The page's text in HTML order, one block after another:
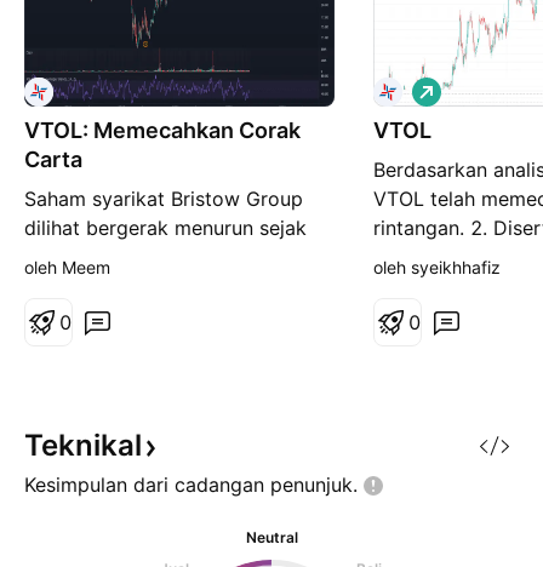
VTOL: Memecahkan Corak
Carta
Saham syarikat Bristow Group
dilihat bergerak menurun sejak
beberapa minggu dagangan yang
harga dilihat seakan membentuk
dagangan sebelum ini sekaligus
memecahkan corak c
oleh Meem
0
VTOL
Berdasarkan
VTOL telah
rintangan. 2.
tinggi. 3.
VTOL akan
P
a
n
a
n
g
oleh syeikhhafiz
0
Teknikal
Kesimpulan dari cadangan penunjuk.
Neutral